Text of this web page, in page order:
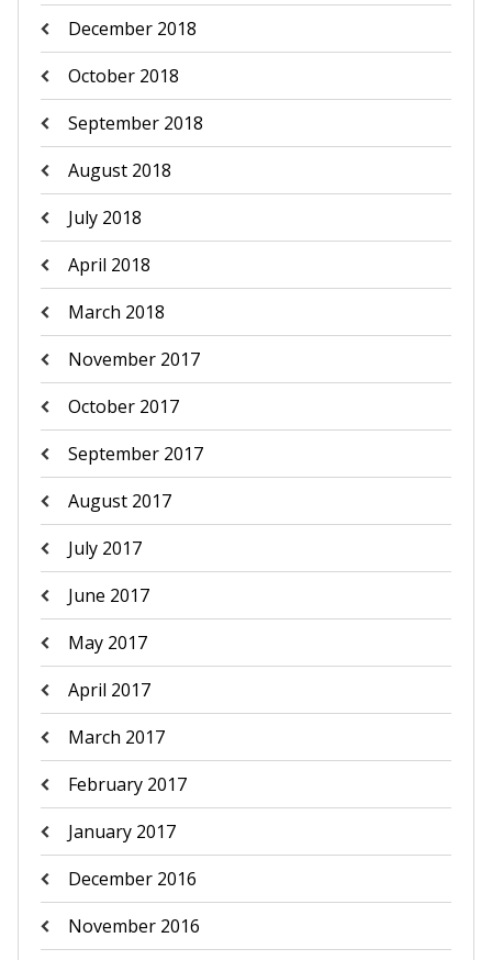
December 2018
October 2018
September 2018
August 2018
July 2018
April 2018
March 2018
November 2017
October 2017
September 2017
August 2017
July 2017
June 2017
May 2017
April 2017
March 2017
February 2017
January 2017
December 2016
November 2016